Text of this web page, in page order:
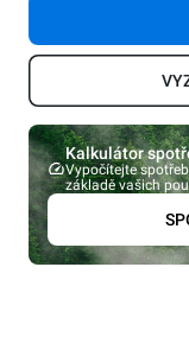
Kalkulátor
Vypočítejte
základě vašich